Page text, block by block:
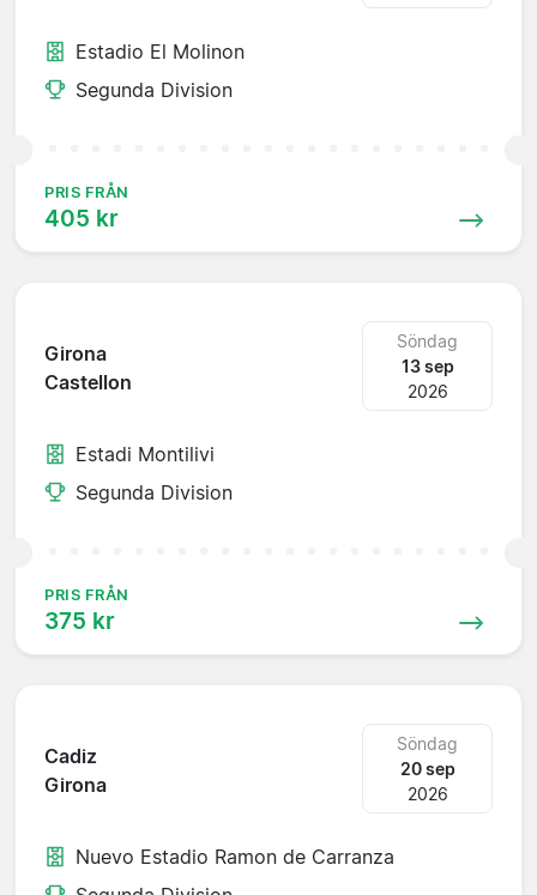
Estadio El Molinon
Segunda Division
PRIS FRÅN
405 kr
Girona
Castellon
Söndag
13 sep
2026
Estadi Montilivi
Segunda Division
PRIS FRÅN
375 kr
Cadiz
Girona
Söndag
20 sep
2026
Nuevo Estadio Ramon de Carranza